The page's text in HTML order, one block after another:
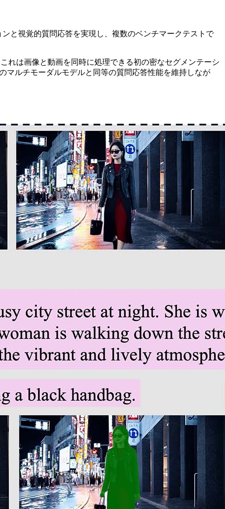
と視覚的質問応答を実現し、複数のベンチマークテストで
れは画像と動画を同時に処理できる初の密なセグメンテーシ
マルチモーダルモデルと同等の質問応答性能を維持しなが